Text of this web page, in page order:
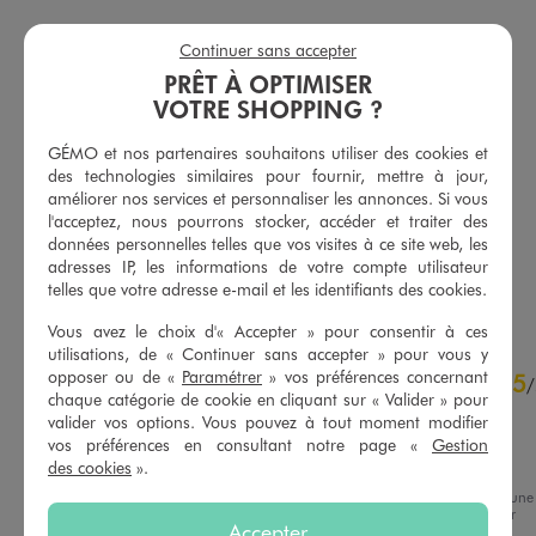
Chemise sans manches à col rond en viscose et lin femme
15,99 €
-50% sur le 2ème produit d'été
4.5/5 de moyenne
(44 avis)
AJOUTERAU PANIER
Veste en jean coloré large et courte femme
29,99 €
5/5 de moyenne
(95 avis)
AJOUTER AU PANIER
4.9/5
Basé sur8 avis soumis à un
5/
Avis vérifié et récompensé
Magnifique! Couleur talon
, suite à une
04/07/2026
par
PRÊT À OPTIMISER
VOTRE SHOPPING ?
GÉMO et nos partenaires souhaitons utiliser des cookies et
des technologies similaires pour fournir, mettre à jour,
améliorer nos services et personnaliser les annonces. Si vous
l'acceptez, nous pourrons stocker, accéder et traiter des
données personnelles telles que vos visites à ce site web, les
adresses IP, les informations de votre compte utilisateur
telles que votre adresse e-mail et les identifiants des cookies.
Vous avez le choix d'« Accepter » pour consentir à ces
utilisations, de « Continuer sans accepter » pour vous y
opposer ou de « Paramétrer » vos préférences concernant
chaque catégorie de cookie en cliquant sur « Valider » pour
valider vos options. Vous pouvez à tout moment modifier
vos préférences en consultant notre page « Gestion
des cookies ».
Continuer sans accepter